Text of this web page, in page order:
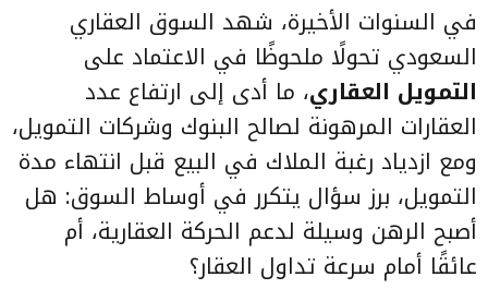
في السنوات الأخيرة، شهد السوق العقاري
السعودي تحولًا ملحوظًا في الاعتماد على
التمويل العقاري، ما أدى إلى ارتفاع عدد
العقارات المرهونة لصالح البنوك وشركات التمويل،
ومع ازدياد رغبة الملاك في البيع قبل انتهاء مدة
التمويل، برز سؤال يتكرر في أوساط السوق: هل
أصبح الرهن وسيلة لدعم الحركة العقارية، أم
عائقًا أمام سرعة تداول العقار؟